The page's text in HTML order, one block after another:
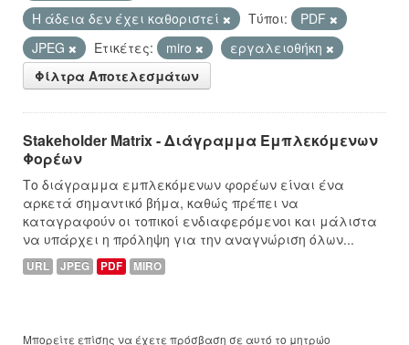
Η άδεια δεν έχει καθοριστεί
Τύποι:
PDF
JPEG
Ετικέτες: miro
εργαλειοθήκη
Φίλτρα Αποτελεσμάτων
Stakeholder Matrix - Διάγραμμα Εμπλεκόμενων
Φορέων
Το διάγραμμα εμπλεκόμενων φορέων είναι ένα
αρκετά σημαντικό βήμα, καθώς πρέπει να
καταγραφούν οι τοπικοί ενδιαφερόμενοι και μάλιστα
να υπάρχει η πρόληψη για την αναγνώριση όλων...
URL JPEG PDF MIRO
Μπορείτε επίσης να έχετε πρόσβαση σε αυτό το μητρώο